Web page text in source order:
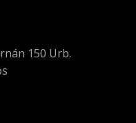
150 Urb.